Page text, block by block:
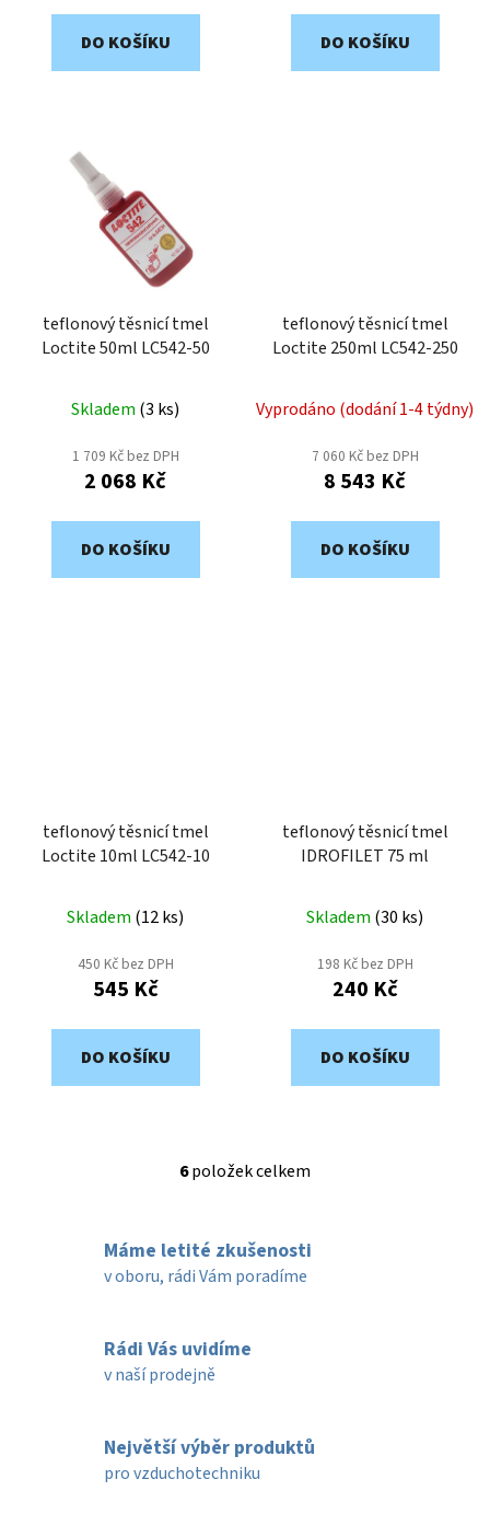
DO KOŠÍKU DO KOŠÍKU
teflonový těsnicí tmel
Loctite 50ml LC542-50
Skladem (3 ks)
1 709 Kč bez DPH
2 068 Kč
DO KOŠÍKU
teflonový těsnicí tmel
Loctite 250ml LC542-250
Vyprodáno (dodání 1-4 týdny)
7 060 Kč bez DPH
8 543 Kč
DO KOŠÍKU
teflonový těsnicí tmel
Loctite 10ml LC542-10
Skladem (12 ks)
450 Kč bez DPH
545 Kč
DO KOŠÍKU
teflonový těsnicí tmel
IDROFILET 75 ml
Skladem (30 ks)
198 Kč bez DPH
240 Kč
DO KOŠÍKU
O
á
d
í
k
y
6položek celkem
Máme letité zkušenosti
v oboru, rádi Vám poradíme
Rádi Vás uvidíme
v naší prodejně
Největší výběr produktů
pro vzduchotechniku